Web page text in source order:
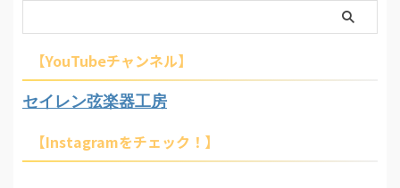
【YouTubeチャンネル】
セイレン弦楽器工房
【Instagramをチェック！】